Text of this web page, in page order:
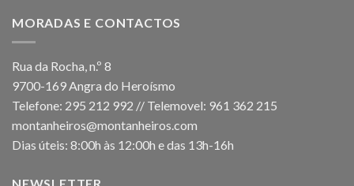
MORADAS E CONTACTOS
Rua da Rocha, n.º 8
9700-169 Angra do Heroísmo
Telefone: 295 212 992 // Telemovel: 961 362 215
montanheiros@montanheiros.com
Dias úteis: 8:00h às 12:00h e das 13h-16h
NEWSLETTER